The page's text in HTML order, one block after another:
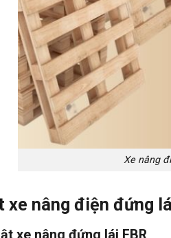
Xe nâng
nâng điện đứng
xe nâng đứng lái FBR